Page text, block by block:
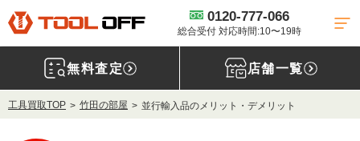
0120-777-066
総合受付 対応時間:10〜19時
無料査定 店舗一覧
工具買取TOP 竹田の部屋 並行輸入品のメリット・デメリット